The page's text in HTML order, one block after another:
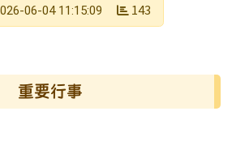
06-04 11:15:09 143
重要行事